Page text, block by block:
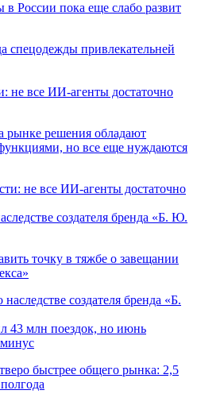
России пока еще слабо развит
не все ИИ-агенты достаточно
рынке решения обладают
но все еще нуждаются
создателя бренда «Б. Ю.
точку в тяжбе о завещании
43 млн поездок, но июнь
быстрее общего рынка: 2,5